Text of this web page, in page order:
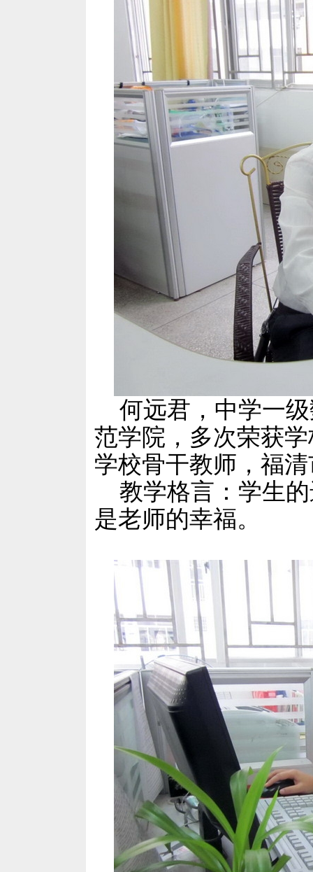
何远君，中学一级
范学院，多次荣获
学校骨干教师，福
教学格言： 学生
是老师的幸福。